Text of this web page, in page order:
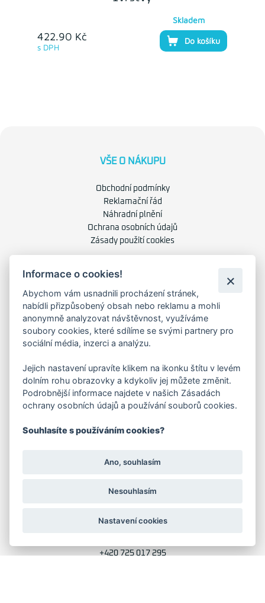
422.90 Kč
s DPH
Skladem
Do košíku
VŠE O NÁKUPU
Obchodní podmínky
Reklamační řád
Náhradní plnění
Ochrana osobních údajů
Zásady použití cookies
O NÁS
O společnosti
Kariéra
Kontakty
Družstevní 1394/12
Praha 4 - Nusle, 140 00
IČO: 28404009
Lutopecny 159 (areál bývalého ZD)
Kroměříž, 767 01
+420 725 017 295
Informace o cookies!
Abychom vám usnadnili procházení stránek,
nabídli přizpůsobený obsah nebo reklamu a mohli
anonymně analyzovat návštěvnost, využíváme
soubory cookies, které sdílíme se svými partnery pro
sociální média, inzerci a analýzu.
Jejich nastavení upravíte klikem na ikonku štítu v levém
dolním rohu obrazovky a kdykoliv jej můžete změnit.
Podrobnější informace najdete v našich Zásadách
ochrany osobních údajů a používání souborů cookies.
Souhlasíte s používáním cookies?
Ano, souhlasím
Nesouhlasím
Nastavení cookies